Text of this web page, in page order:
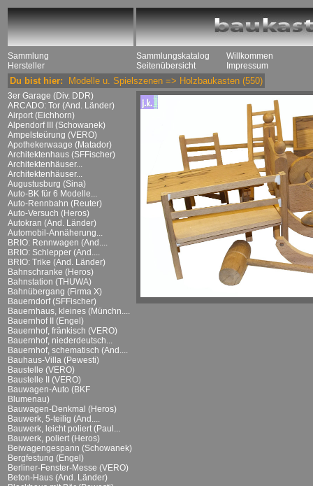
Sammlung
Hersteller
Sammlungskatalog
Seitenübersicht
Willkommen
Impressum
Du bist hier: Modelle u. Spielszenen => Holzbaukasten (550)
3er Garage (Div. DDR)
ARCADO: Tor (And. Länder)
Airport (Eichhorn)
Alpendorf III (Schowanek)
Ampelsteürung (VERO)
Apothekerwaage (Matador)
Architektenhaus (SFFischer)
Architektenhäuser...
Architektenhäuser...
Augustusburg (Sina)
Auto-BK für 6 Modelle...
Auto-Rennbahn (Reuter)
Auto-Versuch (Heros)
Autokran (And. Länder)
Automobil-Annäherung...
BRIO: Rennwagen (And....
BRIO: Schlepper (And....
BRIO: Trike (And. Länder)
Bahnschranke (Heros)
Bahnstation (THUWA)
Bahnübergang (Firma X)
Bauerndorf (SFFischer)
Bauernhaus, kleines (Münchn....
Bauernhof II (Engel)
Bauernhof, fränkisch (VERO)
Bauernhof, niederdeutsch...
Bauernhof, schematisch (And....
Bauhaus-Villa (Pewesti)
Baustelle (VERO)
Baustelle II (VERO)
Bauwagen-Auto (BKF
Blumenau)
Bauwagen-Denkmal (Heros)
Bauwerk, 5-teilig (And....
Bauwerk, leicht poliert (Paul...
Bauwerk, poliert (Heros)
Beiwagengespann (Schowanek)
Bergfestung (Engel)
Berliner-Fenster-Messe (VERO)
Beton-Haus (And. Länder)